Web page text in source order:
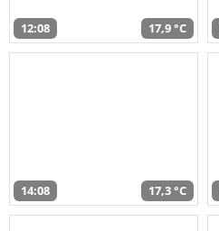
12:08 17,9 °C
14:08 17,3 °C